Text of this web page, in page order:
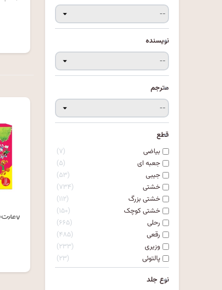
نویسنده
مترجم
قطع
بیاضی
۷
جعبه ای
۵
جیبی
۵۳
خشتی
۷۳۴
خشتی بزرگ
۱۱۲
خشتی کوچک
۱۵۰
رحلی
۶۶۵
رقعی
۴۸۵
وزیری
۲۳۳
پالتوئی
۲۳
نوع جلد